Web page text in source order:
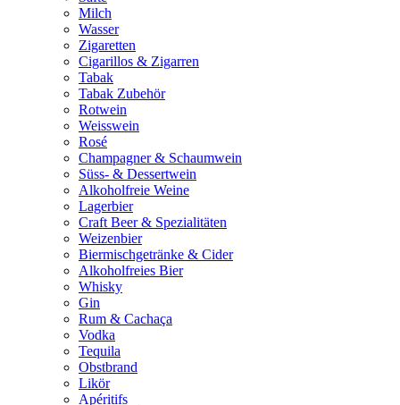
Milch
Wasser
Zigaretten
Cigarillos & Zigarren
Tabak
Tabak Zubehör
Rotwein
Weisswein
Rosé
Champagner & Schaumwein
Süss- & Dessertwein
Alkoholfreie Weine
Lagerbier
Craft Beer & Spezialitäten
Weizenbier
Biermischgetränke & Cider
Alkoholfreies Bier
Whisky
Gin
Rum & Cachaça
Vodka
Tequila
Obstbrand
Likör
Apéritifs